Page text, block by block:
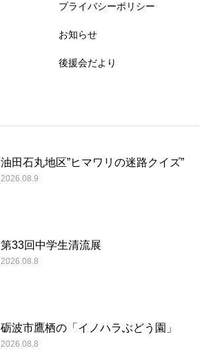
プライバシーポリシー
お知らせ
後援会だより
油田石丸地区”ヒマワリの迷路クイズ”
2026.08.9
第33回中学生清流展
2026.08.8
砺波市鷹栖の「イノハラぶどう園」
2026.08.8